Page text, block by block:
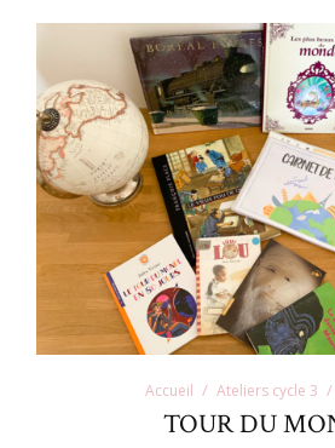
Accueil Ateliers cycle 3
TOUR DU